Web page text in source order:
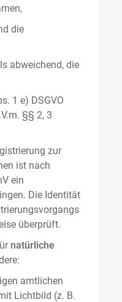
die
abweichend, die
1 e) DSGVO
§§ 2, 3
zur
ist nach
ein
Die Identität
überprüft.
natürliche
amtlichen
Lichtbild (z. B.